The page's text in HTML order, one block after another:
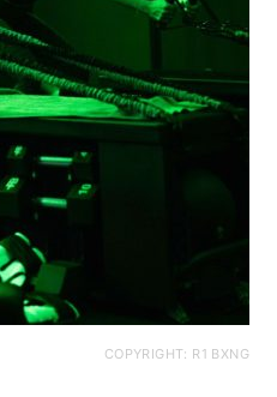
COPYRIGHT: R1 BXNG